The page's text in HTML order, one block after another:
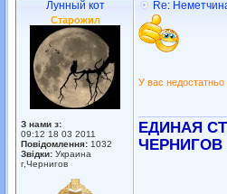
Лунный кот
Старожил
З нами з:
09:12 18 03 2011
Повідомлення: 1032
Звідки: Украина
г,Чернигов
Re:
У вас недостатньо
ЕДИНАЯ
ЧЕРНИГОВ